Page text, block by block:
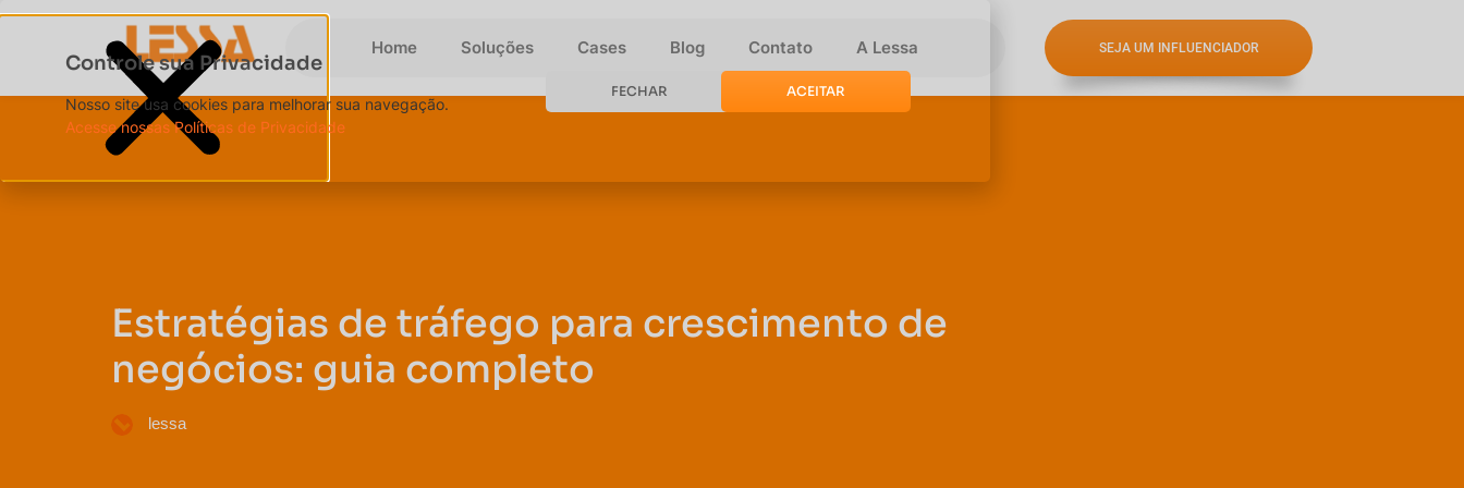
Home Soluções Cases Blog Contato A Lessa SEJA UM INFLUENCIADOR
Estratégias de tráfego para crescimento de
negócios: guia completo
lessa
Controle sua Privacidade
Nosso site usa cookies para melhorar sua navegação.
Acesse nossas Políticas de Privacidade
FECHAR ACEITAR